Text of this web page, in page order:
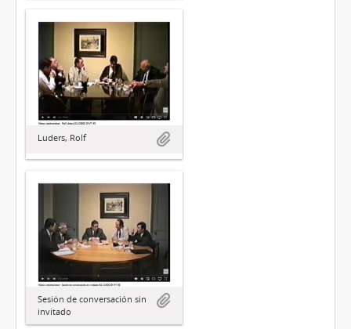
Luders, Rolf
Sesión de conversación sin
invitado